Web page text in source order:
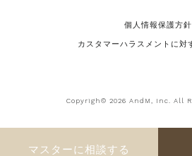
マスターに相談する
個人情報保護方針
カスタマーハラスメントに対
Copyrigh© 2026 AndM, Inc. All